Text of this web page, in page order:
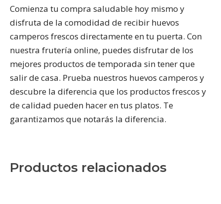
Comienza tu compra saludable hoy mismo y
disfruta de la comodidad de recibir huevos
camperos frescos directamente en tu puerta. Con
nuestra frutería online, puedes disfrutar de los
mejores productos de temporada sin tener que
salir de casa. Prueba nuestros huevos camperos y
descubre la diferencia que los productos frescos y
de calidad pueden hacer en tus platos. Te
garantizamos que notarás la diferencia.
Productos relacionados